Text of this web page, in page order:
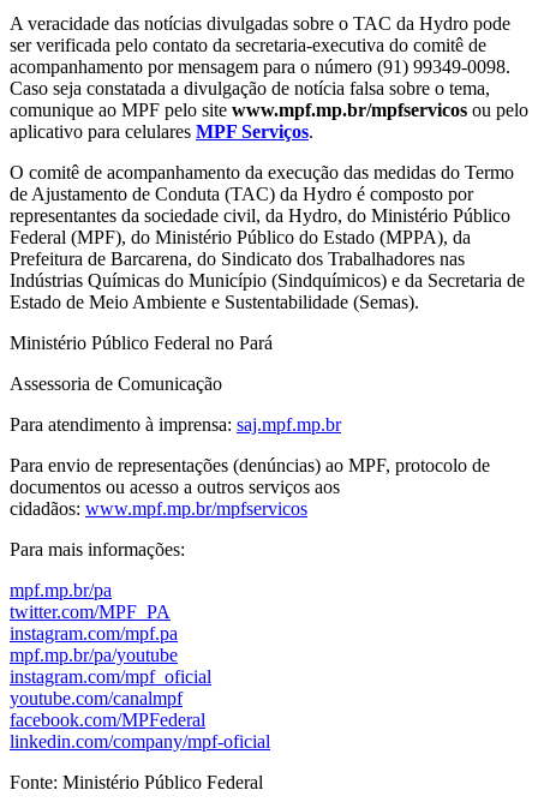
A veracidade das notícias divulgadas sobre o TAC da Hydro pode
ser verificada pelo contato da secretaria-executiva do comitê de
acompanhamento por mensagem para o número (91) 99349-0098.
Caso seja constatada a divulgação de notícia falsa sobre o tema,
comunique ao MPF pelo site www.mpf.mp.br/mpfservicos ou pelo
aplicativo para celulares MPF Serviços.
O comitê de acompanhamento da execução das medidas do Termo
de Ajustamento de Conduta (TAC) da Hydro é composto por
representantes da sociedade civil, da Hydro, do Ministério Público
Federal (MPF), do Ministério Público do Estado (MPPA), da
Prefeitura de Barcarena, do Sindicato dos Trabalhadores nas
Indústrias Químicas do Município (Sindquímicos) e da Secretaria de
Estado de Meio Ambiente e Sustentabilidade (Semas).
Ministério Público Federal no Pará
Assessoria de Comunicação
Para atendimento à imprensa: saj.mpf.mp.br
Para envio de representações (denúncias) ao MPF, protocolo de
documentos ou acesso a outros serviços aos
cidadãos: www.mpf.mp.br/mpfservicos
Para mais informações:
mpf.mp.br/pa
twitter.com/MPF_PA
instagram.com/mpf.pa
mpf.mp.br/pa/youtube
instagram.com/mpf_oficial
youtube.com/canalmpf
facebook.com/MPFederal
linkedin.com/company/mpf-oficial
Fonte: Ministério Público Federal